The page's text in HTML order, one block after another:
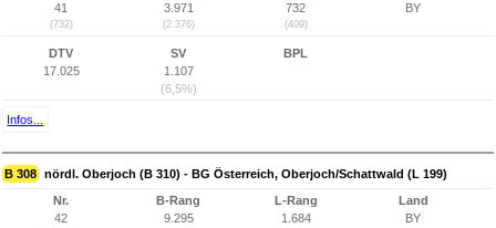
41
(732)
3.971
(2.376)
732
(409)
BY
DTV
17.025
SV
1.107
(6,5%)
BPL
Infos...
B 308 nördl. Oberjoch (B 310) - BG Österreich, Oberjoch/Schattwald (L 199)
Nr.
42
B-Rang
9.295
L-Rang
1.684
Land
BY